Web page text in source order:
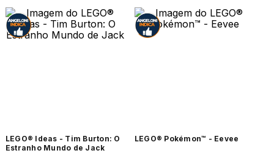
LEGO® Ideas - Tim Burton: O
Estranho Mundo de Jack
LEGO® Pokémon™ - Eevee